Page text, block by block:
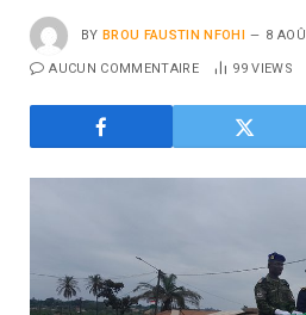
BY BROU FAUSTIN NFOHI 8
AUCUN COMMENTAIRE 99VIEWS